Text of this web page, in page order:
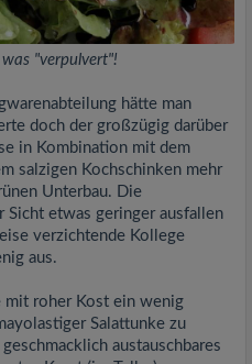
"verpulvert"!
hätte man
doch der großzügig darüber
in Kombination mit dem
salzigen Kochschinken mehr
Unterbau. Die
Sicht etwas geringer ausfallen
verzichtende Kollege
aus.
mit roher Kost ein wenig
Salattunke zu
austauschbares